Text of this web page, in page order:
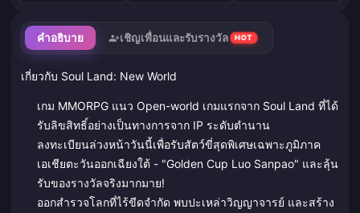
คำอธิบาย เชิญเพื่อนและรับรางวัล HOT
เกี่ยวกับ Soul Land: New World
เกม MMORPG แนว Open-world เกมแรกจาก Soul Land ที่ได้
รับลิขสิทธิ์อย่างเป็นทางการจาก IP ระดับตำนาน
ลงทะเบียนล่วงหน้าวันนี้เพื่อรับสัตว์ขี่สุดพิเศษเฉพาะภูมิภาค
เอเชียตะวันออกเฉียงใต้ - "Golden Cup Luo Sanpao" และลุ้น
รับของรางวัลจริงมากมาย!
ออกสำรวจโลกที่ไร้ขีดจำกัด พบปะเหล่าวิญญาจารย์ และสร้าง